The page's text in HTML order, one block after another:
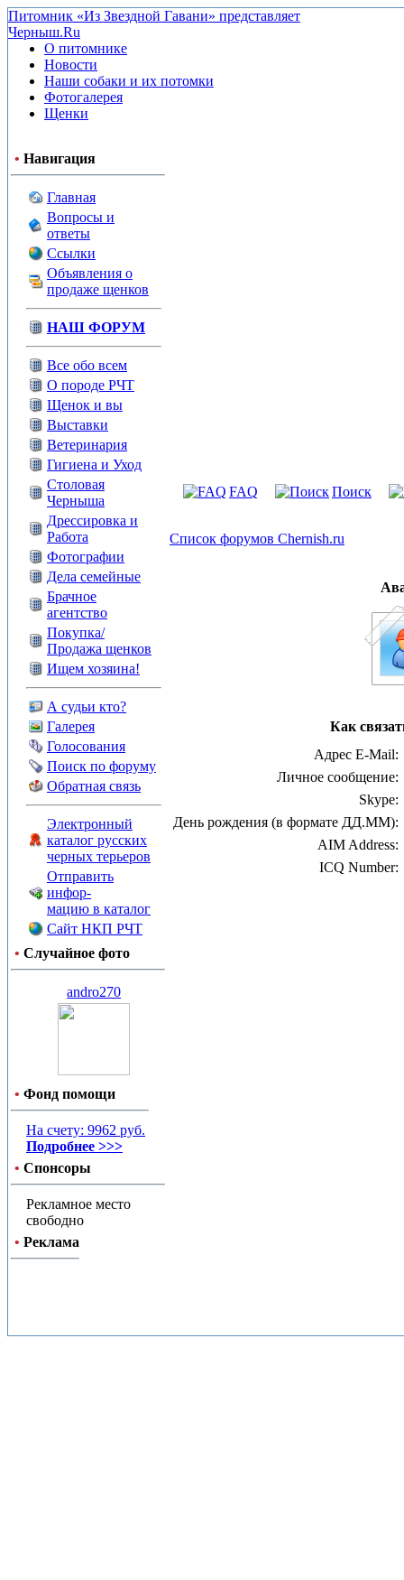
Питомник «Из Звездной Гавани» представляет
Черныш.Ru
О питомнике
Новости
Наши собаки и их потомки
Фотогалерея
Щенки
• Навигация
Главная
Вопросы и
ответы
Ссылки
Объявления о
продаже щенков
НАШ ФОРУМ
Все обо всем
О породе РЧТ
Щенок и вы
Выставки
Ветеринария
Гигиена и Уход
Столовая
Черныша
Дрессировка и
Работа
Фотографии
Дела семейные
Брачное
агентство
Покупка/
Продажа щенков
Ищем хозяина!
А судьи кто?
Галерея
Голосования
Поиск по форуму
Обратная связь
Электронный
каталог русских
черных терьеров
Отправить
инфор-
мацию в каталог
Сайт НКП РЧТ
• Случайное фото
andro270
• Фонд помощи
На счету: 9962 руб.
Подробнее >>>
• Спонсоры
Рекламное место
свободно
• Реклама
FAQ Поиск
Список форумов Chernish.ru
Как
Адрес E-Mail:
Личное сообщение:
Skype:
День рождения (в формате ДД.ММ):
AIM Address:
ICQ Number: